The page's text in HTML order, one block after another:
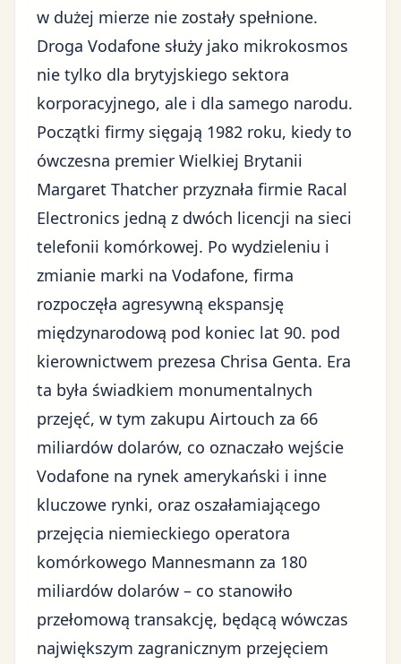
w dużej mierze nie zostały spełnione.
Droga Vodafone służy jako mikrokosmos
nie tylko dla brytyjskiego sektora
korporacyjnego, ale i dla samego narodu.
Początki firmy sięgają 1982 roku, kiedy to
ówczesna premier Wielkiej Brytanii
Margaret Thatcher przyznała firmie Racal
Electronics jedną z dwóch licencji na sieci
telefonii komórkowej. Po wydzieleniu i
zmianie marki na Vodafone, firma
rozpoczęła agresywną ekspansję
międzynarodową pod koniec lat 90. pod
kierownictwem prezesa Chrisa Genta. Era
ta była świadkiem monumentalnych
przejęć, w tym zakupu Airtouch za 66
miliardów dolarów, co oznaczało wejście
Vodafone na rynek amerykański i inne
kluczowe rynki, oraz oszałamiającego
przejęcia niemieckiego operatora
komórkowego Mannesmann za 180
miliardów dolarów – co stanowiło
przełomową transakcję, będącą wówczas
największym zagranicznym przejęciem